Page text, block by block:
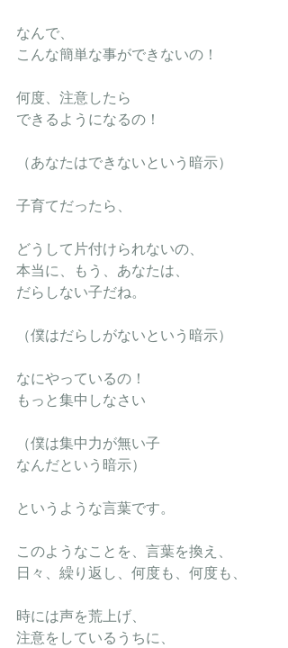
なんで、
こんな簡単な事ができないの！
何度、注意したら
できるようになるの！
（あなたはできないという暗示）
子育てだったら、
どうして片付けられないの、
本当に、もう、あなたは、
だらしない子だね。
（僕はだらしがないという暗示）
なにやっているの！
もっと集中しなさい
（僕は集中力が無い子
なんだという暗示）
というような言葉です。
このようなことを、言葉を換え、
日々、繰り返し、何度も、何度も、
時には声を荒上げ、
注意をしているうちに、